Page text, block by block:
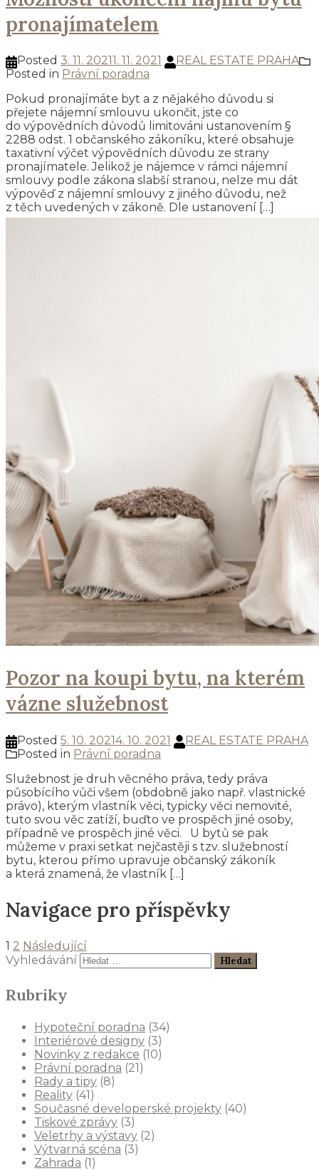
pronajímatelem
Posted 3. 11. 20211. 11. 2021
REAL ESTATE PRAHA
Posted in Právní poradna
Pokud pronajímáte byt a z nějakého důvodu si
přejete nájemní smlouvu ukončit, jste co
do výpovědních důvodů limitováni ustanovením §
2288 odst. 1 občanského zákoníku, které obsahuje
taxativní výčet výpovědních důvodu ze strany
pronajímatele. Jelikož je nájemce v rámci nájemní
smlouvy podle zákona slabší stranou, nelze mu dát
výpověď z nájemní smlouvy z jiného důvodu, než
z těch uvedených v zákoně. Dle ustanovení […]
Pozor na koupi bytu, na kterém
vázne služebnost
Posted 5. 10. 20214. 10. 2021
REAL ESTATE PRAHA
Posted in Právní poradna
Služebnost je druh věcného práva, tedy práva
působícího vůči všem (obdobně jako např. vlastnické
právo), kterým vlastník věci, typicky věci nemovité,
tuto svou věc zatíží, buďto ve prospěch jiné osoby,
případně ve prospěch jiné věci. U bytů se pak
můžeme v praxi setkat nejčastěji s tzv. služebností
bytu, kterou přímo upravuje občanský zákoník
a která znamená, že vlastník […]
Navigace pro příspěvky
1 2 Následující
Vyhledávání
Rubriky
Hypoteční poradna (34)
Interiérové designy (3)
Novinky z redakce (10)
Právní poradna (21)
Rady a tipy (8)
Reality (41)
Současné developerské projekty (40)
Tiskové zprávy (3)
Veletrhy a výstavy (2)
Výtvarná scéna (3)
Zahrada (1)